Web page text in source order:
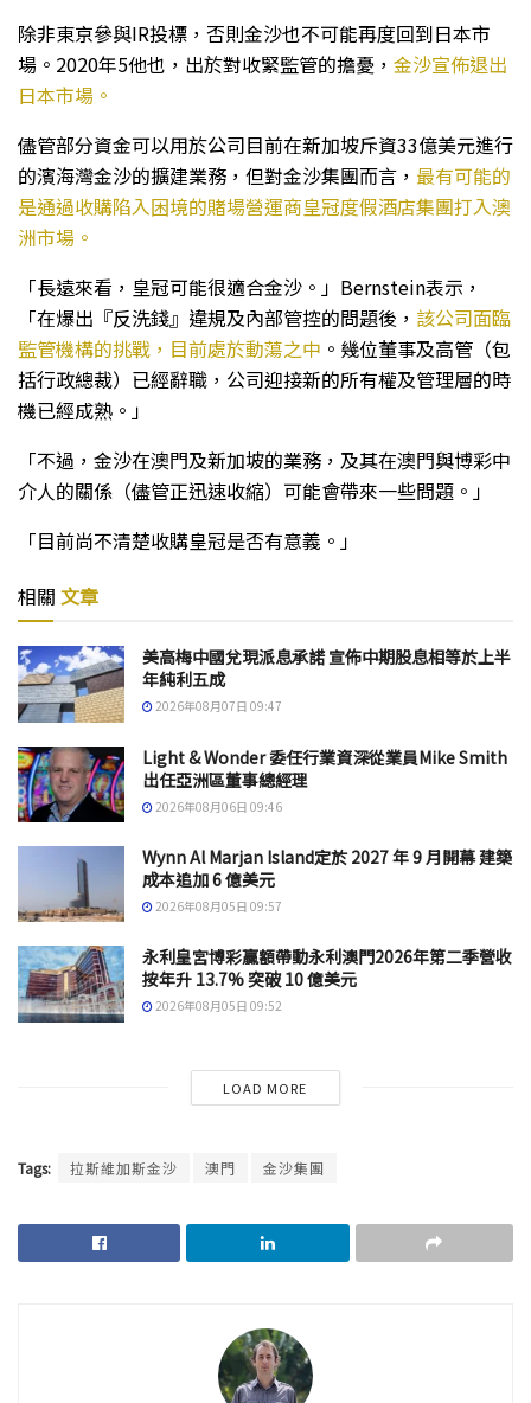
除非東京參與IR投標，否則金沙也不可能再度回到日本市
場。2020年5他也，出於對收緊監管的擔憂， 金沙宣佈退出
日本市場。
儘管部分資金可以用於公司目前在新加坡斥資33億美元進行
的濱海灣金沙的擴建業務，但對金沙集團而言， 最有可能的
是通過收購陷入困境的賭場營運商皇冠度假酒店集團打入澳
洲市場。
「長遠來看，皇冠可能很適合金沙。」Bernstein表示，
「在爆出『反洗錢』違規及內部管控的問題後， 該公司面臨
監管機構的挑戰，目前處於動蕩之中 。幾位董事及高管（包
括行政總裁）已經辭職，公司迎接新的所有權及管理層的時
機已經成熟。」
「不過，金沙在澳門及新加坡的業務，及其在澳門與博彩中
介人的關係（儘管正迅速收縮）可能會帶來一些問題。」
「目前尚不清楚收購皇冠是否有意義。」
相關 文章
美高梅中國兌現派息承諾 宣佈中期股息相等於上半
年純利五成
2026年08月07日 09:47
Light & Wonder 委任行業資深從業員Mike Smith
出任亞洲區董事總經理
2026年08月06日 09:46
Wynn Al Marjan Island定於 2027 年 9 月開幕 建築
成本追加 6 億美元
2026年08月05日 09:57
永利皇宮博彩贏額帶動永利澳門2026年第二季營收
按年升 13.7% 突破 10 億美元
2026年08月05日 09:52
LOAD MORE
Tags: 拉斯維加斯金沙 澳門 金沙集團